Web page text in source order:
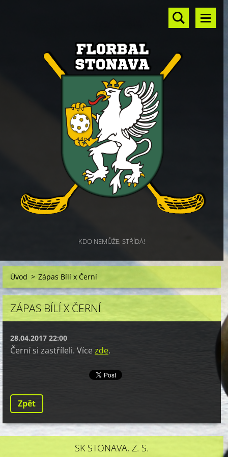
KDO NEMŮŽE, STŘÍDÁ!
Úvod > Zápas Bílí x Černí
ZÁPAS BÍLÍ X ČERNÍ
28.04.2017 22:00
Černí si zastříleli. Vícezde.
Zpět
SK STONAVA, Z. S.